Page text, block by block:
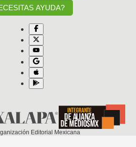
AYUDA?
Editorial Mexicana